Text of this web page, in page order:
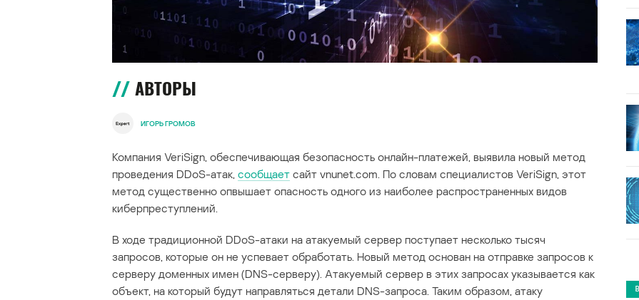
АВТОРЫ
ИГОРЬ ГРОМОВ
Компания VeriSign, обеспечивающая безопасность онлайн-платежей, выявила новый метод
проведения DDoS-атак, сообщает сайт vnunet.com. По словам специалистов VeriSign, этот
метод существенно опвышает опасность одного из наиболее распространенных видов
киберпреступлений.
В ходе традиционной DDoS-атаки на атакуемый сервер поступает несколько тысяч
запросов, которые он не успевает обработать. Новый метод основан на отправке запросов к
серверу доменных имен (DNS-серверу). Атакуемый сервер в этих запросах указывается как
объект, на который будут направляться детали DNS-запроса. Таким образом, атаку